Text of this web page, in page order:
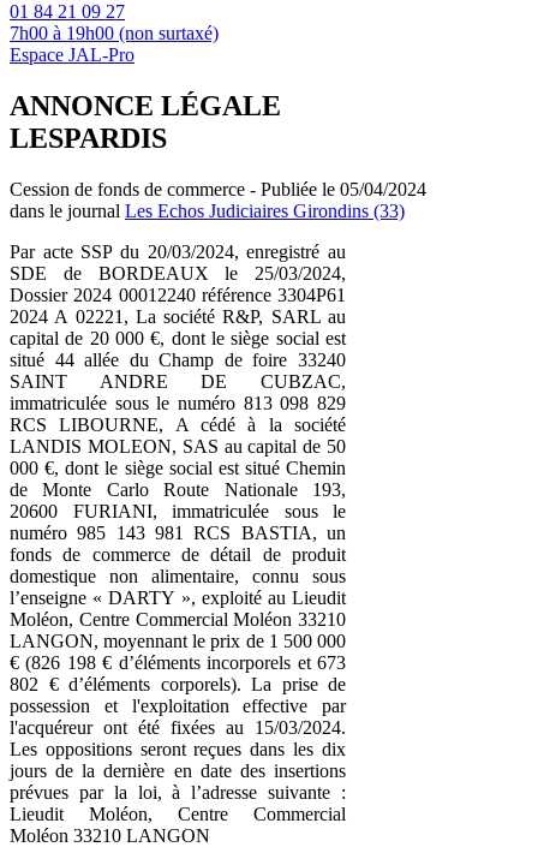
01 84 21 09 27
7h00 à 19h00 (non surtaxé)
Espace JAL-Pro
ANNONCE LÉGALE
LESPARDIS
Cession de fonds de commerce - Publiée le 05/04/2024
dans le journal Les Echos Judiciaires Girondins (33)
Par acte SSP du 20/03/2024, enregistré au
SDE de BORDEAUX le 25/03/2024,
Dossier 2024 00012240 référence 3304P61
2024 A 02221, La société R&P, SARL au
capital de 20 000 €, dont le siège social est
situé 44 allée du Champ de foire 33240
SAINT ANDRE DE CUBZAC,
immatriculée sous le numéro 813 098 829
RCS LIBOURNE, A cédé à la société
LANDIS MOLEON, SAS au capital de 50
000 €, dont le siège social est situé Chemin
de Monte Carlo Route Nationale 193,
20600 FURIANI, immatriculée sous le
numéro 985 143 981 RCS BASTIA, un
fonds de commerce de détail de produit
domestique non alimentaire, connu sous
l’enseigne « DARTY », exploité au Lieudit
Moléon, Centre Commercial Moléon 33210
LANGON, moyennant le prix de 1 500 000
€ (826 198 € d’éléments incorporels et 673
802 € d’éléments corporels). La prise de
possession et l'exploitation effective par
l'acquéreur ont été fixées au 15/03/2024.
Les oppositions seront reçues dans les dix
jours de la dernière en date des insertions
prévues par la loi, à l’adresse suivante :
Lieudit Moléon, Centre Commercial
Moléon 33210 LANGON